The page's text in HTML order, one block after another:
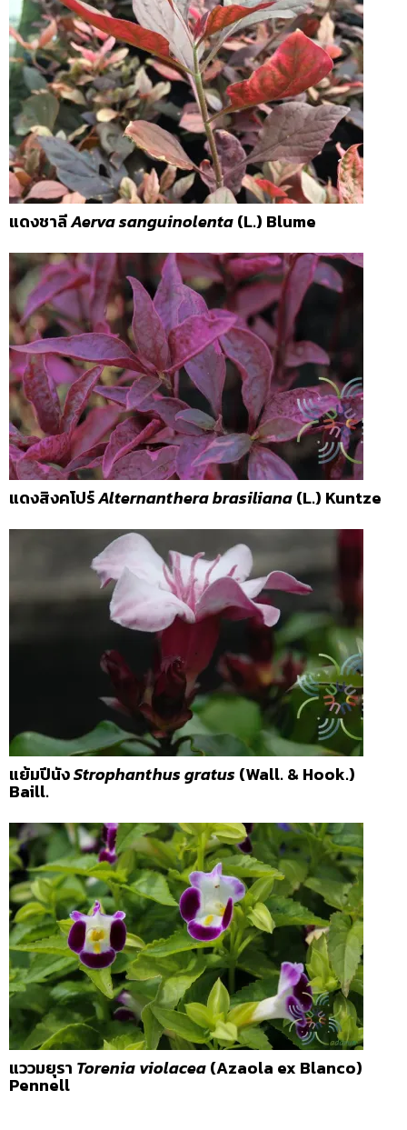
แดงชาลีAerva sanguinolenta(L.) Blume
แดงสิงคโปร์Alternanthera brasiliana(L.) Kuntze
แย้มปีนังStrophanthus gratus (Wall. & Hook.)
Baill.
แววมยุรา Torenia violacea(Azaola ex Blanco)
Pennell